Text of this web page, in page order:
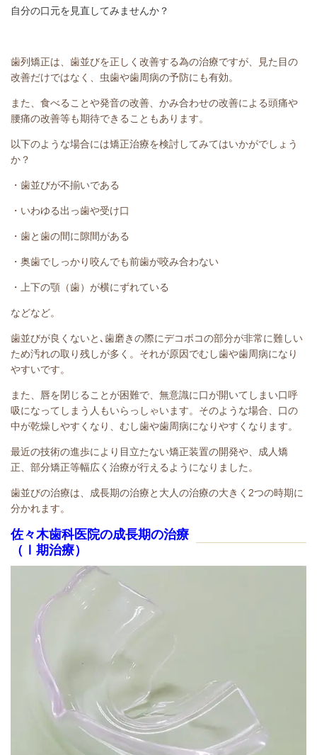
自分の口元を見直してみませんか？
歯列矯正は、歯並びを正しく改善する為の治療ですが、見た目の
改善だけではなく、虫歯や歯周病の予防にも有効。
また、食べることや発音の改善、かみ合わせの改善による頭痛や
腰痛の改善等も期待できることもあります。
以下のような場合には矯正治療を検討してみてはいかがでしょう
か？
・歯並びが不揃いである
・いわゆる出っ歯や受け口
・歯と歯の間に隙間がある
・奥歯でしっかり咬んでも前歯が咬み合わない
・上下の顎（歯）が横にずれている
などなど。
歯並びが良くないと､歯磨きの際にデコボコの部分が非常に難しい
ため汚れの取り残しが多く。それが原因でむし歯や歯周病になり
やすいです。
また、唇を閉じることが困難で、無意識に口が開いてしまい口呼
吸になってしまう人もいらっしゃいます。そのような場合、口の
中が乾燥しやすくなり、むし歯や歯周病になりやすくなります。
最近の技術の進歩により目立たない矯正装置の開発や、成人矯
正、部分矯正等幅広く治療が行えるようになりました。
歯並びの治療は、成長期の治療と大人の治療の大きく2つの時期に
分かれます。
佐々木歯科医院の成長期の治療
（Ⅰ期治療）